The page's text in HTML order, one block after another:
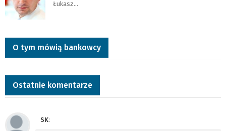
Łukasz…
O tym mówią bankowcy
Ostatnie komentarze
SK: